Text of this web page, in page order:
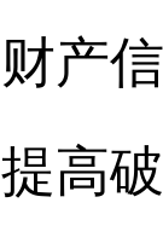
财产
提高